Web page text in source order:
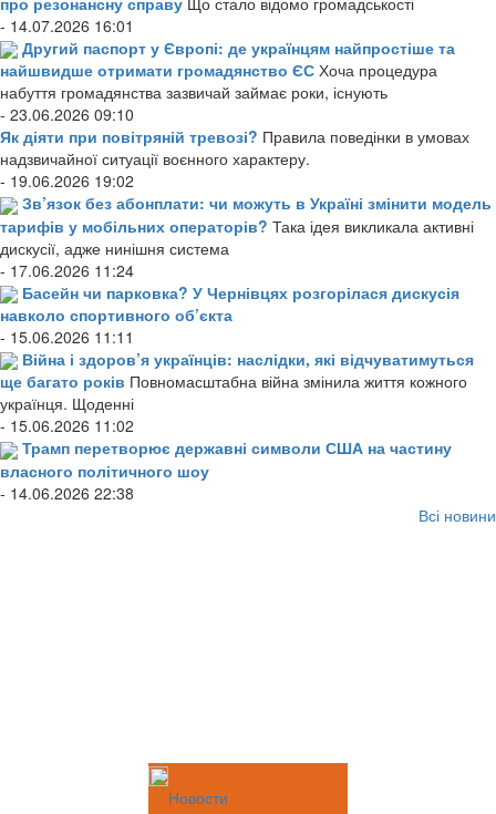
- 14.07.2026 16:01
Другий паспорт у Європі: де українцям найпростіше та
найшвидше отримати громадянство ЄС Хоча процедура
набуття громадянства зазвичай займає роки, існують
- 23.06.2026 09:10
Як діяти при повітряній тревозі? Правила поведінки в умовах
надзвичайної ситуації воєнного характеру.
- 19.06.2026 19:02
Зв’язок без абонплати: чи можуть в Україні змінити модель
тарифів у мобільних операторів? Така ідея викликала активні
дискусії, адже нинішня система
- 17.06.2026 11:24
Басейн чи парковка? У Чернівцях розгорілася дискусія
навколо спортивного об’єкта
- 15.06.2026 11:11
Війна і здоров’я українців: наслідки, які відчуватимуться
ще багато років Повномасштабна війна змінила життя кожного
українця. Щоденні
- 15.06.2026 11:02
Трамп перетворює державні символи США на частину
власного політичного шоу
- 14.06.2026 22:38
Всі новини
Новости